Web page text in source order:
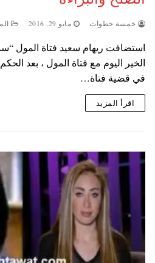
خمسة خطوات مايو 29, 2016
استضافت ريهام سعيد فتاة المول
الخير اليوم مع فتاة المول ، بعد
في قضية فتاة…
اقرأ المزيد